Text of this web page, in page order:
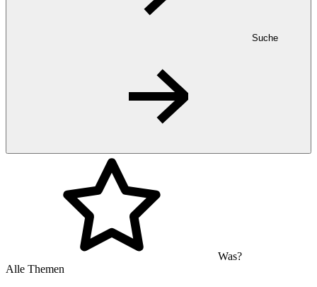
Suche
Was?
Alle Themen